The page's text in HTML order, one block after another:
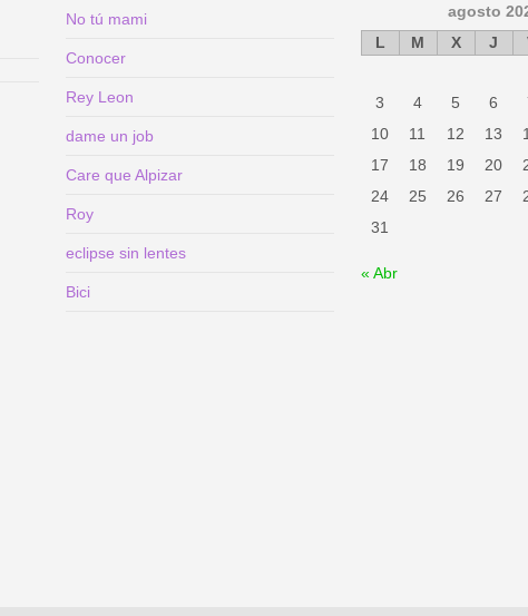
No tú mami
Conocer
Rey Leon
dame un job
Care que Alpizar
Roy
eclipse sin lentes
Bici
agosto
L
M X J
3
4 5 6
10
11 12 13
17
18 19 20
24
25 26 27
31
« Abr